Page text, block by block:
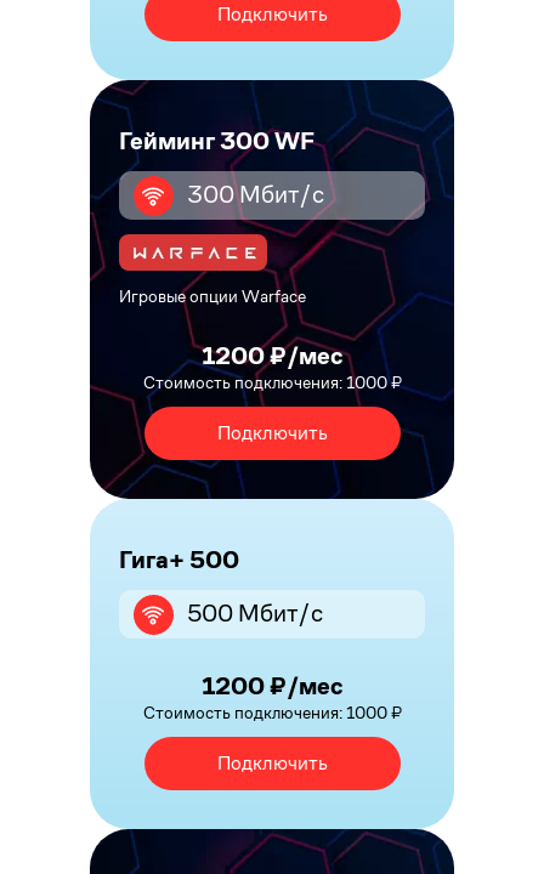
Подключить
Гейминг 300 WF
300 Мбит/с
Игровые опции Warface
1200 ₽/мес
Стоимость подключения: 1000 ₽
Подключить
Гига+ 500
500 Мбит/с
1200 ₽/мес
Стоимость подключения: 1000 ₽
Подключить